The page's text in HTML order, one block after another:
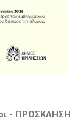
- ΠΡΟΣΚΛΗΣΗ